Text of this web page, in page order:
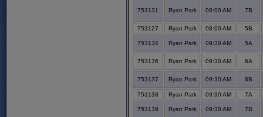
753131 Ryan Park 08:00 AM 7B
753127 Ryan Park 08:00 AM 5B
753134 Ryan Park 09:30 AM 5A
753136 Ryan Park 09:30 AM 6A
753137 Ryan Park 09:30 AM 6B
753138 Ryan Park 09:30 AM 7A
753139 Ryan Park 09:30 AM 7B